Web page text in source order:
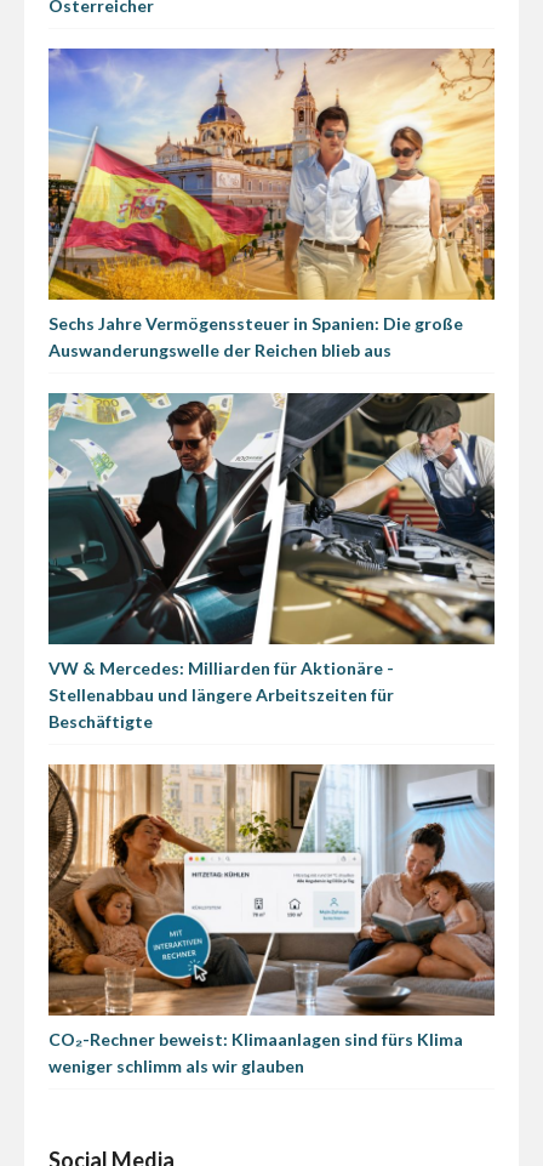
Österreicher
Sechs Jahre Vermögenssteuer in Spanien: Die große
Auswanderungswelle der Reichen blieb aus
VW & Mercedes: Milliarden für Aktionäre -
Stellenabbau und längere Arbeitszeiten für
Beschäftigte
CO₂-Rechner beweist: Klimaanlagen sind fürs Klima
weniger schlimm als wir glauben
Social Media